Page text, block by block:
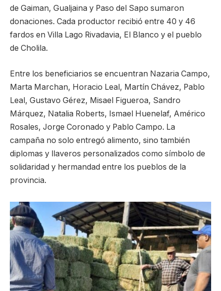
de Gaiman, Gualjaina y Paso del Sapo sumaron
donaciones. Cada productor recibió entre 40 y 46
fardos en Villa Lago Rivadavia, El Blanco y el pueblo
de Cholila.
Entre los beneficiarios se encuentran Nazaria Campo,
Marta Marchan, Horacio Leal, Martín Chávez, Pablo
Leal, Gustavo Gérez, Misael Figueroa, Sandro
Márquez, Natalia Roberts, Ismael Huenelaf, Américo
Rosales, Jorge Coronado y Pablo Campo. La
campaña no solo entregó alimento, sino también
diplomas y llaveros personalizados como símbolo de
solidaridad y hermandad entre los pueblos de la
provincia.